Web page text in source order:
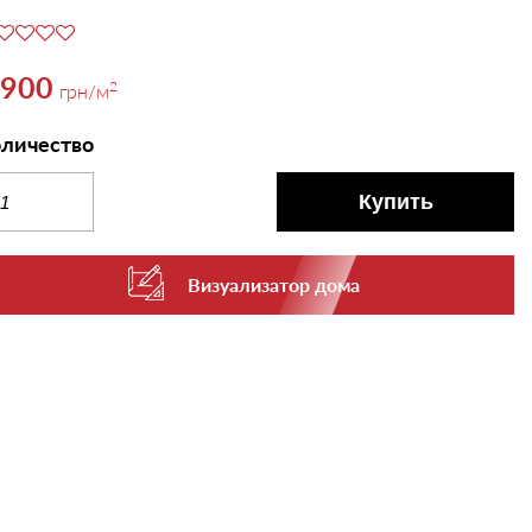
грн/м2
Купить
Визуализатор дома